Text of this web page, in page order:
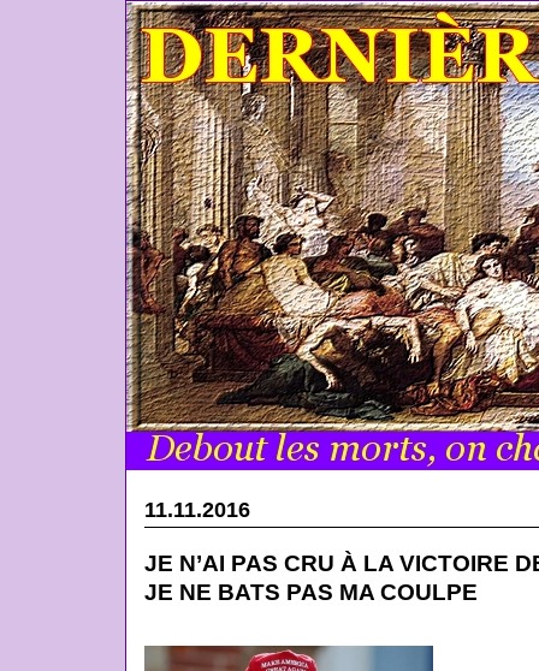
11.11.2016
JE N’AI PAS CRU À LA VICTOIRE
JE NE BATS PAS MA COULPE